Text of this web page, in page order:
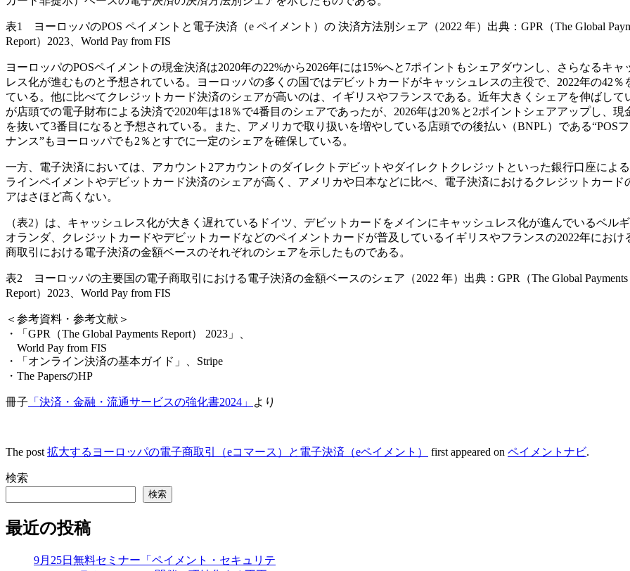
表1 ヨーロッパのPOS ペイメントと電子決済（e ペイメント）の 決済方法別シェア（2022 年）出典：GPR（The Global
Report）2023、World Pay from FIS
ヨーロッパのPOSペイメントの現金決済は2020年の22%から2026年には15%へと7ポイントもシェアダウンし、さらなるキャ
レス化が進むものと予想されている。ヨーロッパの多くの国ではデビットカードがキャッシュレスの主役で、2022年の42％
ている。他に比べてクレジットカード決済のシェアが高いのは、イギリスやフランスである。近年大きくシェアを伸ばして
が店頭での電子財布による決済で2020年は18％で4番目のシェアであったが、2026年は20％と2ポイントシェアアップし、現
を抜いて3番目になると予想されている。また、アメリカで取り扱いを増やしている店頭での後払い（BNPL）である“POS
ナンス”もヨーロッパでも2％とすでに一定のシェアを確保している。
一方、電子決済においては、アカウント2アカウントのダイレクトデビットやダイレクトクレジットといった銀行口座によ
ラインペイメントやデビットカード決済のシェアが高く、アメリカや日本などに比べ、電子決済におけるクレジットカード
アはさほど高くない。
（表2）は、キャッシュレス化が大きく遅れているドイツ、デビットカードをメインにキャッシュレス化が進んでいるベル
オランダ、クレジットカードやデビットカードなどのペイメントカードが普及しているイギリスやフランスの2022年におけ
商取引における電子決済の金額ベースのそれぞれのシェアを示したものである。
表2 ヨーロッパの主要国の電子商取引における電子決済の金額ベースのシェア（2022 年）出典：GPR（The Global Payments
Report）2023、World Pay from FIS
＜参考資料・参考文献＞
・「GPR（The Global Payments Report） 2023」、
World Pay from FIS
・「オンライン決済の基本ガイド」、Stripe
・The PapersのHP
冊子 「決済・金融・流通サービスの強化書2024」 より
The post 拡大するヨーロッパの電子商取引（eコマース）と電子決済（eペイメント） first appeared on ペイメントナビ.
検索
検索
最近の投稿
9月25日無料セミナー「ペイメント・セキュリテ